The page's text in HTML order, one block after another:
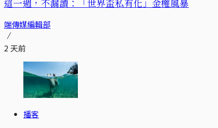
這一週，不漏讀：「世界盃私有化」金權風暴
端傳媒編輯部
2 天前
播客